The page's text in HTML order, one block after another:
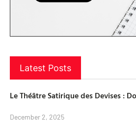
Latest Posts
Le Théâtre Satirique des Devises :
December 2, 2025